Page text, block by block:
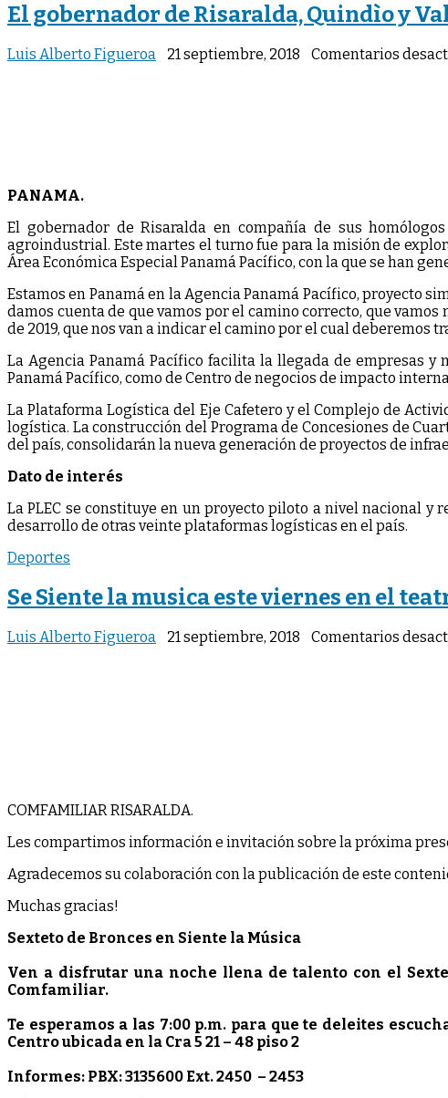
El gobernador de Risaralda, Quindìo y
Luis Alberto Figueroa 21 septiembre, 2018 Comentarios
PANAMA.
El gobernador de Risaralda en compañía de sus
agroindustrial. Este martes el turno fue para la misión de
Área Económica Especial Panamá Pacífico, con la que se han
Estamos en Panamá en la Agencia Panamá Pacífico, proyecto
damos cuenta de que vamos por el camino correcto, que
de 2019, que nos van a indicar el camino por el cual deberemos
La Agencia Panamá Pacífico facilita la llegada de empresas
Panamá Pacífico, como de Centro de negocios de impacto
La Plataforma Logística del Eje Cafetero y el Complejo de
logística. La construcción del Programa de Concesiones de
del país, consolidarán la nueva generación de proyectos de
Dato de interés
La PLEC se constituye en un proyecto piloto a nivel nacional
desarrollo de otras veinte plataformas logísticas en el país.
Deportes
Se Siente la musica este viernes en el
Luis Alberto Figueroa 21 septiembre, 2018 Comentarios
COMFAMILIAR RISARALDA.
Les compartimos información e invitación sobre la próxima
Agradecemos su colaboración con la publicación de este
Muchas gracias!
Sexteto de Bronces en Siente la Música
Ven a disfrutar una noche llena de talento con el
Comfamiliar.
Te esperamos a las 7:00 p.m. para que te deleites
Centro ubicada en la Cra 5 21 – 48 piso 2
Informes: PBX: 3135600 Ext. 2450 – 2453